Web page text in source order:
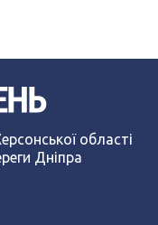
області
Дніпра